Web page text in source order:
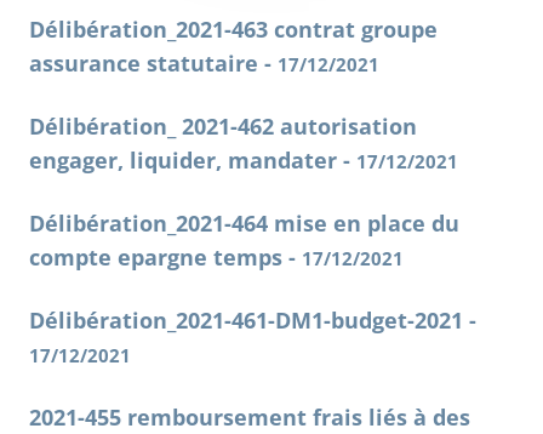
Délibération_2021-463 contrat groupe
assurance statutaire - 17/12/2021
Délibération_ 2021-462 autorisation
engager, liquider, mandater - 17/12/2021
Délibération_2021-464 mise en place du
compte epargne temps - 17/12/2021
Délibération_2021-461-DM1-budget-2021 -
17/12/2021
2021-455 remboursement frais liés à des